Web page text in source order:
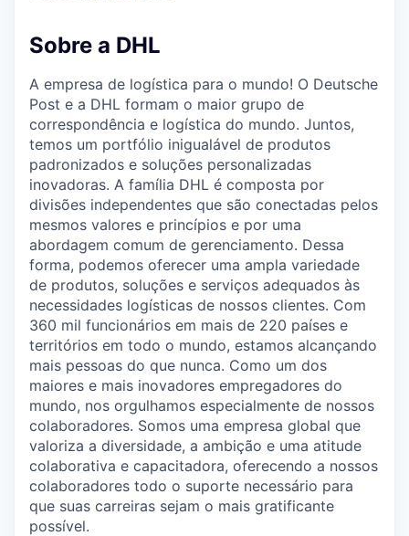
Sobre a DHL
A empresa de logística para o mundo! O Deutsche
Post e a DHL formam o maior grupo de
correspondência e logística do mundo. Juntos,
temos um portfólio inigualável de produtos
padronizados e soluções personalizadas
inovadoras. A família DHL é composta por
divisões independentes que são conectadas pelos
mesmos valores e princípios e por uma
abordagem comum de gerenciamento. Dessa
forma, podemos oferecer uma ampla variedade
de produtos, soluções e serviços adequados às
necessidades logísticas de nossos clientes. Com
360 mil funcionários em mais de 220 países e
territórios em todo o mundo, estamos alcançando
mais pessoas do que nunca. Como um dos
maiores e mais inovadores empregadores do
mundo, nos orgulhamos especialmente de nossos
colaboradores. Somos uma empresa global que
valoriza a diversidade, a ambição e uma atitude
colaborativa e capacitadora, oferecendo a nossos
colaboradores todo o suporte necessário para
que suas carreiras sejam o mais gratificante
possível.